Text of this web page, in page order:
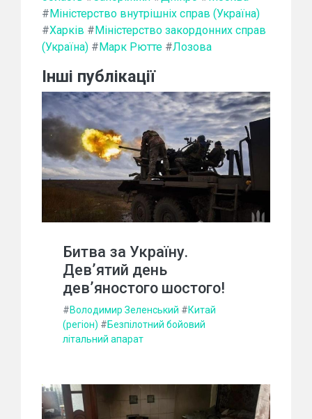
# Міністерство внутрішніх справ (Україна)
#Харків # Міністерство закордонних справ
(Україна) # Марк Рютте #Лозова
Інші публікації
Битва за Україну.
Дев’ятий день
дев’яностого шостого!
#Володимир Зеленський #Китай
(регіон) #Безпілотний бойовий
літальний апарат